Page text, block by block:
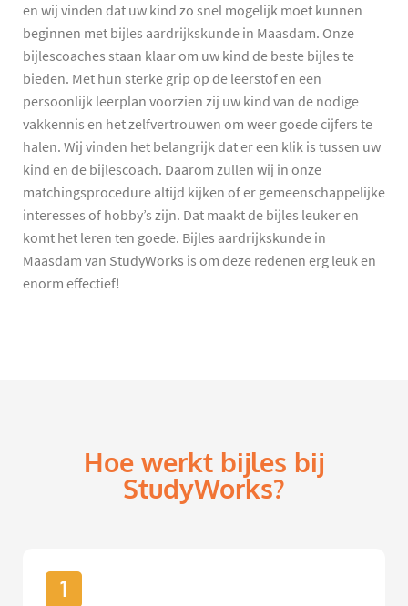
en wij vinden dat uw kind zo snel mogelijk moet kunnen
beginnen met bijles aardrijkskunde in Maasdam. Onze
bijlescoaches staan klaar om uw kind de beste bijles te
bieden. Met hun sterke grip op de leerstof en een
persoonlijk leerplan voorzien zij uw kind van de nodige
vakkennis en het zelfvertrouwen om weer goede cijfers te
halen. Wij vinden het belangrijk dat er een klik is tussen uw
kind en de bijlescoach. Daarom zullen wij in onze
matchingsprocedure altijd kijken of er gemeenschappelijke
interesses of hobby’s zijn. Dat maakt de bijles leuker en
komt het leren ten goede. Bijles aardrijkskunde in
Maasdam van StudyWorks is om deze redenen erg leuk en
enorm effectief!
Hoe werkt bijles bij
StudyWorks?
1